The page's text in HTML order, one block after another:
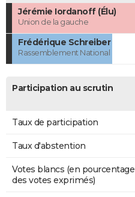
Jérémie Iordanoff (Élu)
Union de la gauche
Frédérique Schreiber
Rassemblement National
Participation au scrutin
Taux de participation
Taux d'abstention
Votes blancs (en pourcentage
des votes exprimés)